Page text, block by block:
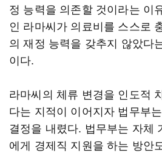
정 능력을 의존할 것이라는 이
인 라마씨가 의료비를 스스로
의 재정 능력을 갖추지 않았다
이다.
라마씨의 체류 변경을 인도적
다는 지적이 이어지자 법무부
결정을 내렸다. 법무부는 자체
에게 경제직 지원을 하는 방안